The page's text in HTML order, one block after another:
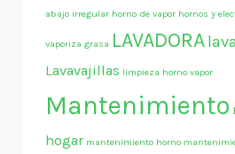
abajo irregular horno de vapor hornos y
vaporiza grasa LAVADORA
Lavavajillas limpieza horno vapor
Mantenimiento
hogar mantenimiento horno